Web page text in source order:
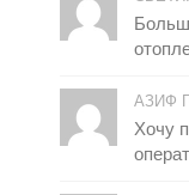
АЗИФ
Хочу